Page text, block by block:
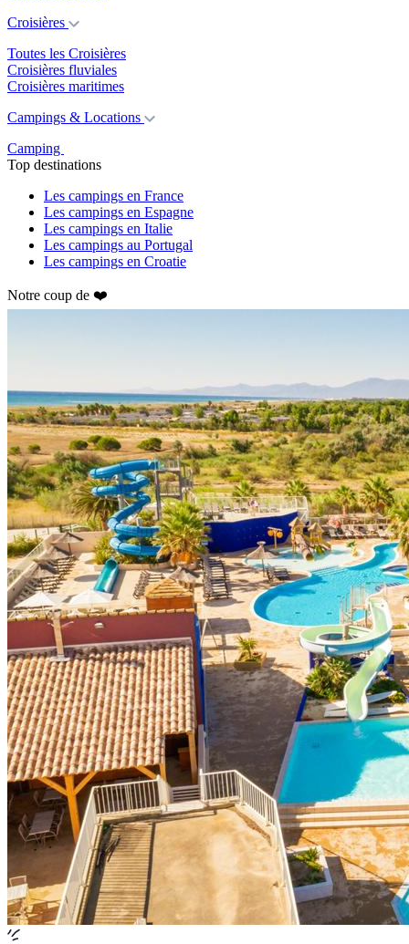
Croisières
Toutes les Croisières
Croisières fluviales
Croisières maritimes
Campings & Locations
Camping
Top destinations
Les campings en France
Les campings en Espagne
Les campings en Italie
Les campings au Portugal
Les campings en Croatie
Notre coup de ❤️